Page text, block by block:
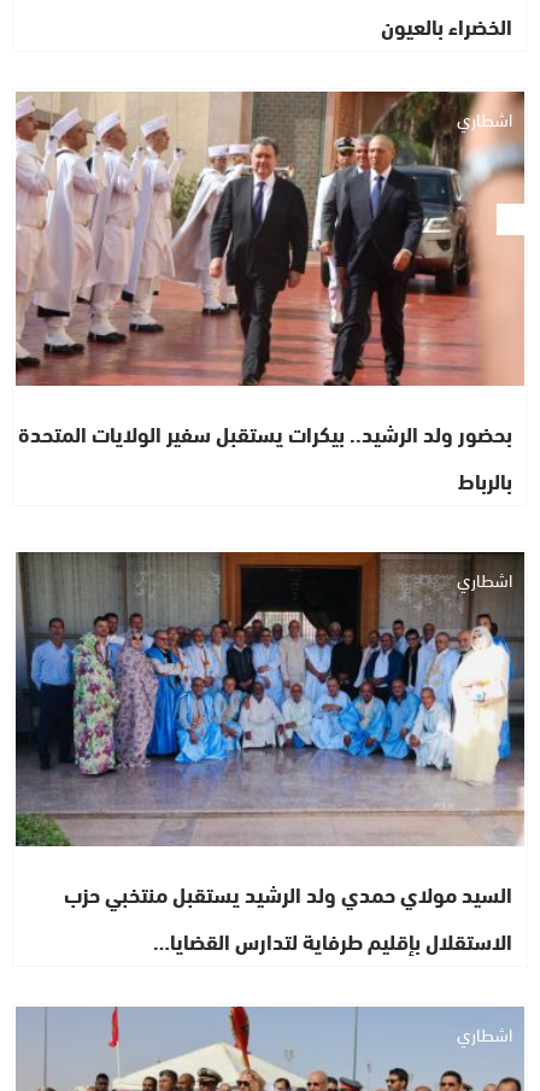
الخضراء بالعيون
اشطاري
بحضور ولد الرشيد.. بيكرات يستقبل سفير الولايات المتحدة
بالرباط
اشطاري
السيد مولاي حمدي ولد الرشيد يستقبل منتخبي حزب
الاستقلال بإقليم طرفاية لتدارس القضايا…
اشطاري